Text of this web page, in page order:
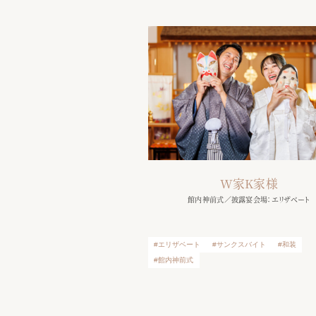
W家K家様
館内神前式／披露宴会場：エリザベート
エリザベート サンクスバイト
和装
館内神前式